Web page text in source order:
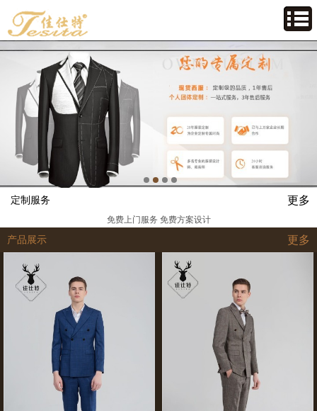
定制服务 更多
免费上门服务 免费方案设计
产品展示 更多